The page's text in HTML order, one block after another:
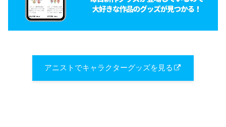
アニストでキャラクターグッズを見る